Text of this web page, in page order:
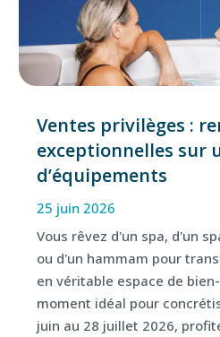
Ventes privilèges :
exceptionnelles sur
d’équipements
25 juin 2026
Vous rêvez d'un spa, d'un
ou d'un hammam pour
en véritable espace de
moment idéal pour
juin au 28 juillet 2026,